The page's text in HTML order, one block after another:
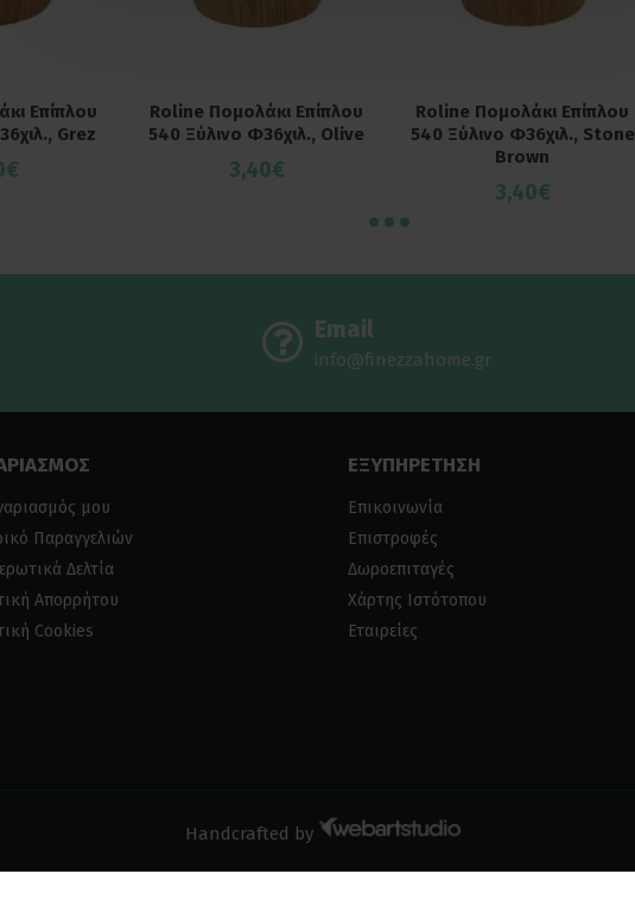
Επίπλου
Grez
Roline Πομολάκι Επίπλου
540 Ξύλινο Φ36χιλ., Olive
3,40€
Roline Πομολάκι Επίπλου
540 Ξύλινο Φ36χιλ., Stone
Brown
3,40€
Email
info@finezzahome.gr
μου
Παραγγελιών
Δελτία
Απορρήτου
Cookies
ΕΞΥΠΗΡΕΤΗΣΗ
Επικοινωνία
Επιστροφές
Δωροεπιταγές
Χάρτης Ιστότοπου
Εταιρείες
Handcrafted by